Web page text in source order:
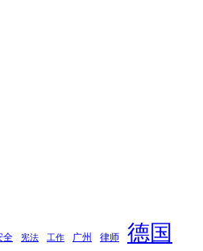
全 宪法 工作 广州 律师 德国